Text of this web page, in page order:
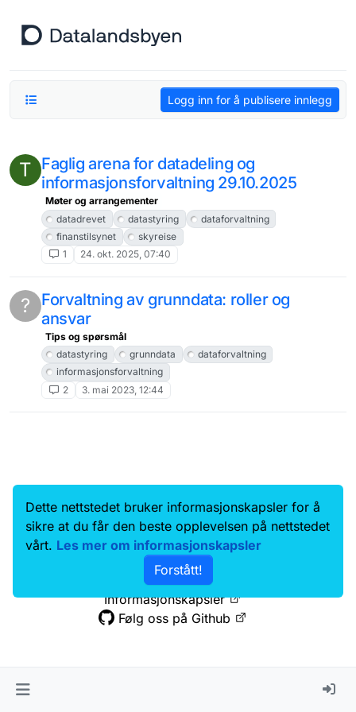
Logg inn for å publisere innlegg
T Faglig arena for datadeling og
informasjonsforvaltning 29.10.2025
Møter og arrangementer
datadrevet
datastyring
dataforvaltning
finanstilsynet
skyreise
1
24. okt. 2025, 07:40
?
Forvaltning av grunndata: roller og
ansvar
Tips og spørsmål
datastyring
grunndata
dataforvaltning
informasjonsforvaltning
2
3. mai 2023, 12:44
Data.norge.no
Kontakt oss
Samtykke og brukervilkår
Tilgjengelighetserklæring
Personvernerklæring
Informasjonskapsler
Følg oss på Github
Dette nettstedet bruker informasjonskapsler for å
sikre at du får den beste opplevelsen på nettstedet
vårt. Les mer om informasjonskapsler
Forstått!